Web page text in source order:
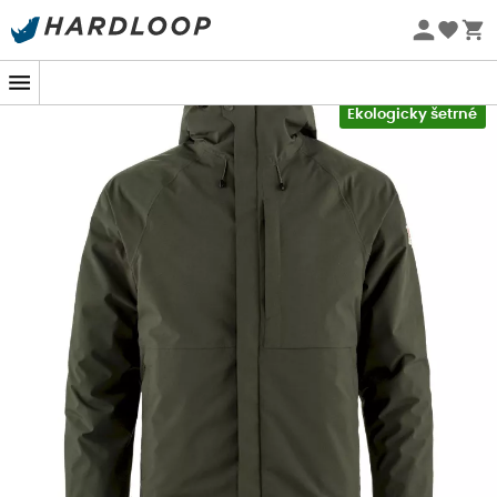
Letní akce 🔥 -5 % EXTRA při nákupu 2 produktů* s kódem
Ekologicky šetrné
Ať už se vydáte na túru do srdce norských lesů nebo se
procházíte po bretaňském pobřeží,
nepromokavá
bunda Fjällräven High Coast Hydratic Padded Trail
je ideálním společníkem pro milovníky přírody a
výletů i v chladném počasí. Navržena pro dobrodruhy,
kteří si nenechávají počasím diktovat svůj program, tato
bunda pro
muže funkčnost a
respekt
k životnímu prostředí
. Ať už dobýváte vrcholy nebo si
užíváte klidnou procházku venku, tato bunda vás udrží v
suchu a pohodlí.Spojením
nepromokavé membrány
lehkého zateplení
ochranu proti
a zároveň zachovává optimální prodyšnost